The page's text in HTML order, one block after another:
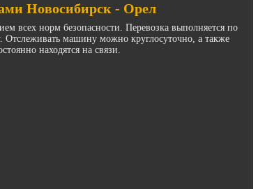
Новосибирск - Орел
всех норм безопасности. Перевозка выполняется по
машину можно круглосуточно, а также
находятся на связи.